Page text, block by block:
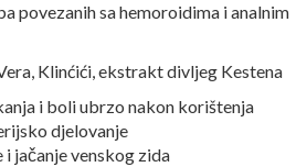
povezanih sa hemoroidima i analnim
Klinćići, ekstrakt divljeg Kestena
i boli ubrzo nakon korištenja
djelovanje
jačanje venskog zida